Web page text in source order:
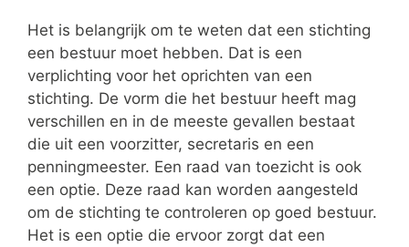
Het is belangrijk om te weten dat een stichting
een bestuur moet hebben. Dat is een
verplichting voor het oprichten van een
stichting. De vorm die het bestuur heeft mag
verschillen en in de meeste gevallen bestaat
die uit een voorzitter, secretaris en een
penningmeester. Een raad van toezicht is ook
een optie. Deze raad kan worden aangesteld
om de stichting te controleren op goed bestuur.
Het is een optie die ervoor zorgt dat een